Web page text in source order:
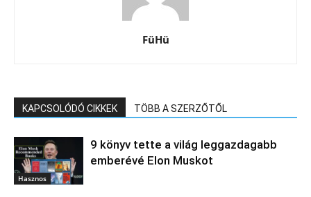
FüHü
KAPCSOLÓDÓ CIKKEK TÖBB A SZERZŐTŐL
Hasznos
9 könyv tette a világ leggazdagabb
emberévé Elon Muskot